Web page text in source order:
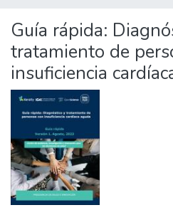
Guía rápida:
tratamiento de
insuficiencia